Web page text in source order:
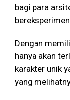
bagi para
Dengan
hanya akan
karakter unik
yang